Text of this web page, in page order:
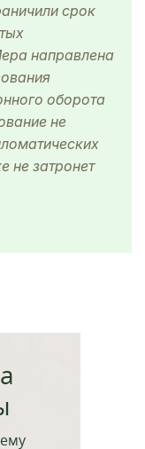
срок
направлена
оборота
не
не затронет